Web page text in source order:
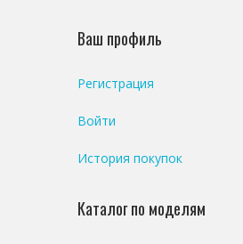
Ваш профиль
Регистрация
Войти
История покупок
Каталог по моделям